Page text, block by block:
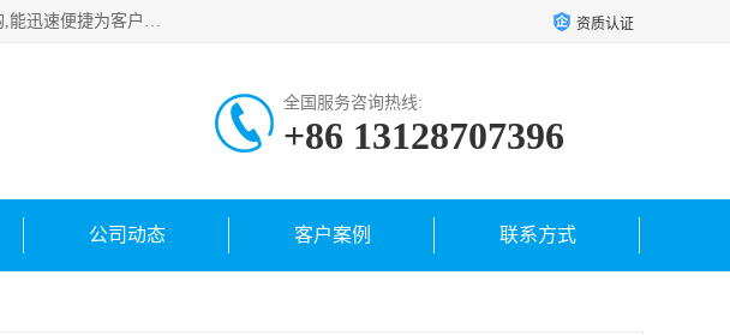
深圳市宝安区诚芯源电子商行主要从事：回收康耐视加密狗、回收欧姆龙cpu、回收欧姆龙模块等 一站式收购,能迅速便捷为客户消化库存、减少仓储、回笼资金，我们交易灵活方便，现金支付，价格优势合理，在业务方面赢得广大客户的一致好评 热情欢迎有库存需要处理的客户 请尽快联系我们 资质认证
全国服务咨询热线:
+86 13128707396
公司动态 客户案例 联系方式